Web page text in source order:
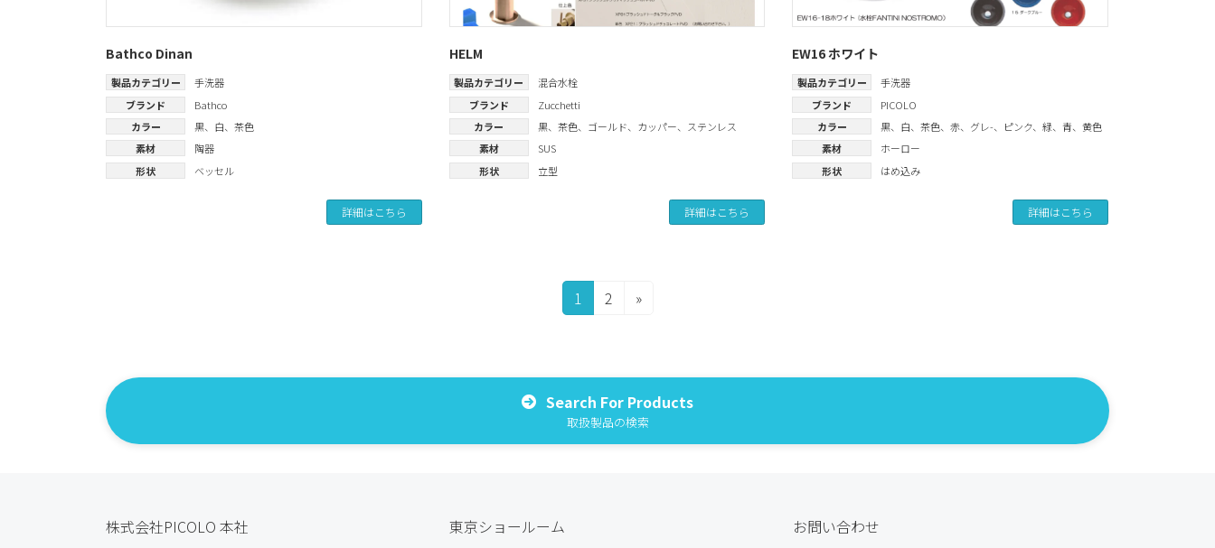
Bathco Dinan
製品カテゴリー
手洗器
ブランド
Bathco
カラー
黒、 白、 茶色
素材
陶器
形状
ベッセル
詳細はこちら
HELM
製品カテゴリー
混合水栓
ブランド
Zucchetti
カラー
黒、 茶色、 ゴールド、 カッパー、
ステンレス
素材
SUS
形状
立型
詳細はこちら
EW16 ホワイト
製品カテゴリー
手洗器
ブランド
PICOLO
カラー
黒、 白、茶色、赤、 グレ-、 ピンク、緑、青、黄色
素材
ホーロー
形状
はめ込み
詳細はこちら
ペ
ー
固
定
ジ
1
固
ジ
2 »
Search For Products
取扱製品の検索
株式会社PICOLO 本社 東京ショールーム お問い合わせ